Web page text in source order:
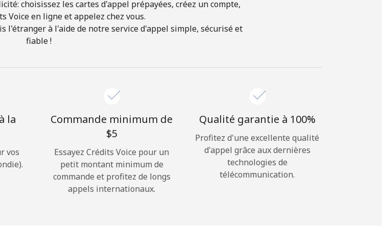
Bonjour!
Rappel du mot de passe →
choisissez les cartes d'appel prépayées, créez un compte,
Voice en ligne et appelez chez vous.
l'étranger à l'aide de notre service d'appel simple, sécurisé et
fiable !
la
vos
Commande minimum de
⁦$5⁩
Essayez Crédits Voice pour un
petit montant minimum de
commande et profitez de longs
appels internationaux.
Qualité garantie à 100%
Profitez d'une excellente qualité
d'appel grâce aux dernières
technologies de
télécommunication.